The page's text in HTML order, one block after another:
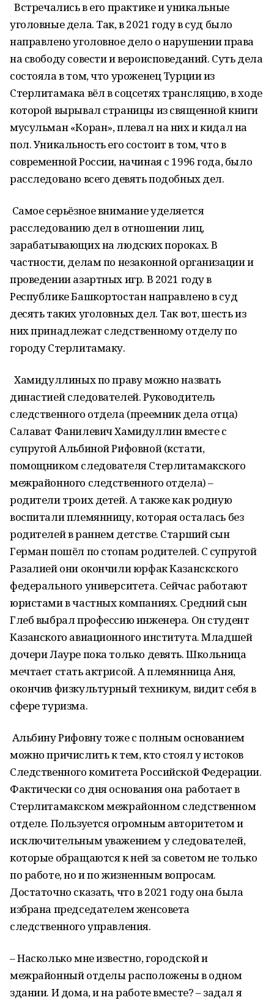
Встречались в его практике и уникальные
уголовные дела. Так, в 2021 году в суд было
направлено уголовное дело о нарушении права
на свободу совести и вероисповеданий. Суть дела
состояла в том, что уроженец Турции из
Стерлитамака вёл в соцсетях трансляцию, в ходе
которой вырывал страницы из священной книги
мусульман «Коран», плевал на них и кидал на
пол. Уникальность его состоит в том, что в
современной России, начиная с 1996 года, было
расследовано всего девять подобных дел.
Самое серьёзное внимание уделяется
расследованию дел в отношении лиц,
зарабатывающих на людских пороках. В
частности, делам по незаконной организации и
проведении азартных игр. В 2021 году в
Республике Башкортостан направлено в суд
десять таких уголовных дел. Так вот, шесть из
них принадлежат следственному отделу по
городу Стерлитамаку.
Хамидуллиных по праву можно назвать
династией следователей. Руководитель
следственного отдела (преемник дела отца)
Салават Фанилевич Хамидуллин вместе с
супругой Альбиной Рифовной (кстати,
помощником следователя Стерлитамакского
межрайонного следственного отдела) –
родители троих детей. А также как родную
воспитали племянницу, которая осталась без
родителей в раннем детстве. Старший сын
Герман пошёл по стопам родителей. С супругой
Разалией они окончили юрфак Казанскского
федерального университета. Сейчас работают
юристами в частных компаниях. Средний сын
Глеб выбрал профессию инженера. Он студент
Казанского авиационного института. Младшей
дочери Лауре пока только девять. Школьница
мечтает стать актрисой. А племянница Аня,
окончив физкультурный техникум, видит себя в
сфере туризма.
Альбину Рифовну тоже с полным основанием
можно причислить к тем, кто стоял у истоков
Следственного комитета Российской Федерации.
Фактически со дня основания она работает в
Стерлитамакском межрайонном следственном
отделе. Пользуется огромным авторитетом и
исключительным уважением у следователей,
которые обращаются к ней за советом не только
по работе, но и по жизненным вопросам.
Достаточно сказать, что в 2021 году она была
избрана председателем женсовета
следственного управления.
– Насколько мне известно, городской и
межрайонный отделы расположены в одном
здании. И дома, и на работе вместе? – задал я